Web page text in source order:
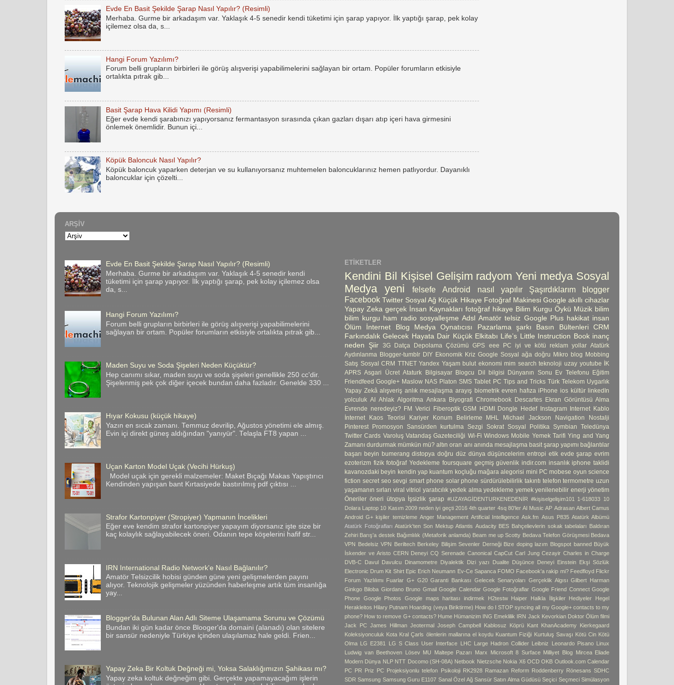
Evde En Basit Şekilde Şarap Nasıl Yapılır? (Resimli)
Merhaba. Gurme bir arkadaşım var. Yaklaşık 4-5 senedir kendi tüketimi için şarap yapıyor. İlk yaptığı şarap, pek kolay
içilemez olsa da, s...
Hangi Forum Yazılımı?
Forum belli grupların birbirleri ile görüş alışverişi yapabilimelerini sağlayan bir ortam. Popüler forumların etkisiyle
ortalıkta pıtrak gib...
Basit Şarap Hava Kilidi Yapımı (Resimli)
Eğer evde kendi şarabınızı yapıyorsanız fermantasyon sırasında çıkan gazları dışarı atıp içeri hava girmesini
önlemek önemlidir. Bunun içi...
Köpük Baloncuk Nasıl Yapılır?
Köpük baloncuk yaparken deterjan ve su kullanıyorsanız muhtemelen baloncuklarınız hemen patlıyordur. Dayanıklı
baloncuklar için çözelti...
ARŞIV
Evde En Basit Şekilde Şarap Nasıl Yapılır? (Resimli)
Merhaba. Gurme bir arkadaşım var. Yaklaşık 4-5 senedir kendi
tüketimi için şarap yapıyor. İlk yaptığı şarap, pek kolay içilemez olsa
da, s...
Hangi Forum Yazılımı?
Forum belli grupların birbirleri ile görüş alışverişi yapabilimelerini
sağlayan bir ortam. Popüler forumların etkisiyle ortalıkta pıtrak gib...
Maden Suyu ve Soda Şişeleri Neden Küçüktür?
Hep canımı sıkar, maden suyu ve soda şişeleri genellikle 250 cc'dir.
Şişelenmiş pek çok diğer içecek bundan daha fazladır. Genelde 330 ...
Hıyar Kokusu (küçük hikaye)
Yazın en sıcak zamanı. Temmuz devrilip, Ağustos yönetimi ele almış.
Evin içi direkt güneş aldığından "yanıyür". Telaşla FT8 yapan ...
Uçan Karton Model Uçak (Vecihi Hürkuş)
Model uçak için gerekli malzemeler: Maket Bıçağı Makas Yapıştırıcı
Kendinden yapışan bant Kırtasiyede bastırılmış pdf çıktısı ...
Strafor Kartonpiyer (Stropiyer) Yapmanın İncelikleri
Eğer eve kendim strafor kartonpiyer yapayım diyorsanız işte size bir
kaç kolaylık sağlayabilecek öneri. Odanın tepe köşelerini hafif str...
IRN International Radio Network'e Nasıl Bağlanılır?
Amatör Telsizcilik hobisi günden güne yeni gelişmelerden payını
alıyor. Teknolojik gelişmeler yüzünden haberleşme artık tüm insanlığa
yay...
Blogger'da Bulunan Alan Adlı Siteme Ulaşamama Sorunu ve Çözümü
Bundan iki gün kadar önce Blooger'da domaini (alanadı) olan sitelere
bir sansür nedeniyle Türkiye içinden ulaşılamaz hale geldi. Frien...
Yapay Zeka Bir Koltuk Değneği mi, Yoksa Salaklığımızın Şahikası mı?
Yapay zeka koltuk değneğim gibi. Gerçekte yapamayacağım işlerin
ETIKETLER
Kendini Bil Kişisel Gelişim radyom Yeni medya Sosyal
Medya
yeni felsefe Android nasıl yapılır Şaşırdıklarım
blogger
Facebook Twitter Sosyal Ağ Küçük Hikaye Fotoğraf Makinesi Google akıllı cihazlar
Yapay Zeka gerçek İnsan Kaynakları fotoğraf hikaye Bilim Kurgu Öykü Müzik bilim
bilim kurgu ham radio sosyalleşme Adsl Amatör telsiz Google Plus hakikat insan
Ölüm
İnternet Blog Medya Oynatıcısı Pazarlama şarkı Basın Bültenleri
CRM
Farkındalık Gelecek Hayata Dair Küçük Elkitabı Life’s Little Instruction Book inanç
neden
Şiir 3G Datça Depolama Çözümü GPS eee PC iyi ve kötü reklam yollar Atatürk
Aydınlanma Blogger-tumblr DIY Ekonomik Kriz Google Sosyal ağa doğru Mikro blog Mobbing
Satış Sosyal CRM TTNET Yandex Yaşam bulut ekonomi mim search teknoloji uzay youtube
İK
APRS Asgari Ücret Ataturk Bilgisayar Blogcu Dil bilgisi Dünyanın Sonu Ev Telefonu
Eğitim
Friendfeed Google+ Maslow NAS Platon SMS Tablet PC Tips and Tricks Türk Telekom Uygarlık
Yapay Zekâ alışveriş anlık mesajlaşma arayış biometrik evren hafıza iPhone ios kültür linkedIn
yolculuk AI Ahlak Algoritma Ankara Biyografi Chromebook Descartes Ekran Görüntüsü Alma
Evrende neredeyiz? FM Verici Fiberoptik GSM HDMI Dongle Hedef Instagram Internet Kablo
İnternet
Kaos Teorisi Kariyer Konum Belirleme MHL Michael Jackson Navigation
Nostalji
Pinterest
Promosyon Sansürden kurtulma Sezgi Sokrat Sosyal Politika Symbian Teledünya
Twitter Cards Varoluş Vatandaş Gazeteciliği Wi-Fi Windows Mobile Yemek Tarifi Ying and Yang
Zamanı durdurmak mümkün mü? altın oran anı anında mesajlaşma basit şarap yapımı bağlantılar
başarı beyin bumerang distopya doğru düz dünya düşüncelerim entropi etik evde şarap evrim
ezoterizm fizik fotoğraf Yedekleme foursquare geçmiş güvenlik indir.com insanlık iphone taklidi
kavanozdaki beyin kendin yap kuantum koçluğu mağara alegorisi mini PC mobese oyun science
fiction secret seo sevgi smart phone solar phone sürdürülebilirlik takıntı telefon termometre uzun
yaşamanın sırları viral vitriol yaratıcılık yedek alma yedekleme yemek yenilenebilir enerji yönetim
Öneriler öneri ütopya İşsizlik şarap #UZAYAGİDENTURKENEDENİR #kişiselgelişim101 1-618033 10
Dolara Laptop 10 Kasım 2009 neden iyi geçti 2016 4th quarter 4sq 80'ler AI Music AP Adrasan Albert Camus
Android G+ kişiler temizleme Anger Management Artificial Intelligence Ask.fm Asus P835 Atatürk Albümü
Atatürk Fotoğrafları Atatürk'ten Son Mektup Atlantis Audacity BES Bahçelievlerin sokak tabelaları Baldıran
Zehiri Barış'a destek Bağımlılık (Metaforik anlamda) Beam me up Scotty Bedava Telefon Görüşmesi Bedava
VPN Bedelsiz VPN Beriltech Berkeley Bilişim Sevenler Derneği Bize doping lazım Blogspot banned Büyük
İskender ve Aristo CERN Deneyi CQ Serenade Canonical CapCut Carl Jung Cezayir Charles in Charge
DVB-C Davul Davulcu Dinamometre Diyalektik Dizi yazı Dualite Düşünce Deneyi Einstein Ekşi Sözlük
Electronic Drum Kit Shirt Epic Erich Neumann Ev-Ce Sapanca FOMO Facebook'a rakip mi? Feedfloyd Flickr
Forum Yazlılımı Fuarlar G+ G20 Garanti Bankası Gelecek Senaryoları Gerçeklik Algısı Gilbert Harman
Ginkgo Biloba Giordano Bruno Gmail Google Calendar Google Fotoğraflar Google Friend Connect Google
Phone Google Photos Google maps haritası indirmek H2testw Haiper Halkla İlişkiler Hediyeler
Hegel
Herakleitos Hilary Putnam Hoarding (veya Biriktirme) How do I STOP syncing all my Google+ contacts to my
phone? How to remove G+ contacts? Hume Hümanizim ING Emeklilik IRN Jack Kevorkian Doktor Ölüm filmi
Jack PC James Hillman Jeotermal Joseph Campbell Kablosuz Köprü Kant KhanAcademy Kierkegaard
Koleksiyonculuk Kota Kral Çarls ölenlerin mallarına el koydu Kuantum Fiziği Kurtuluş Savaşı Kötü Cin Kötü
Olma LG E2381 LG S Class User Interface LHC Large Hadron Collider Leibniz Leonardo Pisano Linux
Ludwig van Beethoven Lösev MU Maltepe Pazarı Marx Microsoft 8 Surface Milliyet Blog Mircea Eliade
Modern Dünya NLP NTT Docomo (SH-08A) Netbook Nietzsche Nokia X6 OCD OKB Outlook.com Calendar
PC PR Priz PC Projeksiyonlu telefon Psikoloji RK2928 Ramazan Reform Roddenberry Rönesans SDHC
SDR Samsung Samsung Guru E1107 Sanal Özel Ağ Sansür Satın Alma Güdüsü Seçici Seçmeci Simülasyon